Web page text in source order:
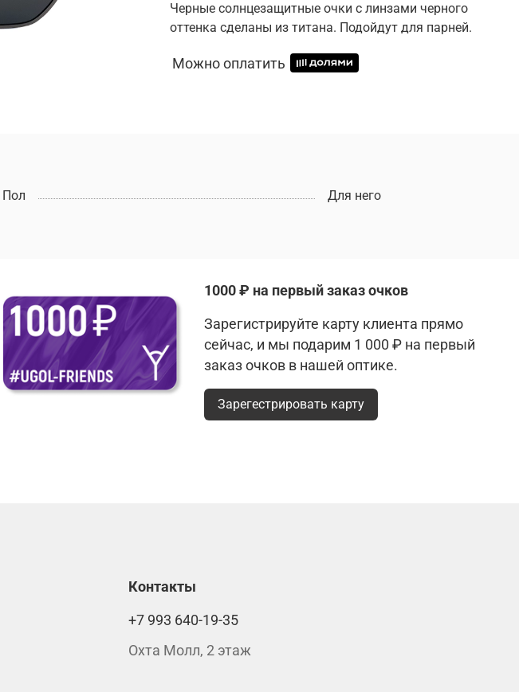
Черные солнцезащитные очки с линзами черного
оттенка сделаны из титана. Подойдут для парней.
Можно оплатить
Пол Для него
1000 ₽ на первый заказ очков
Зарегистрируйте карту клиента прямо
сейчас, и мы подарим 1 000 ₽ на первый
заказ очков в нашей оптике.
Зарегестрировать карту
Контакты
+7 993 640-19-35
Охта Молл, 2 этаж